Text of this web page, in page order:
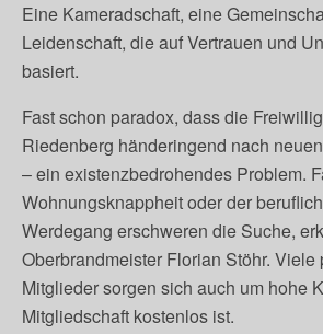
Eine Kameradschaft, eine
Leidenschaft, die auf Vertrauen und
basiert.
Fast schon paradox, dass die
Riedenberg händeringend nach
– ein existenzbedrohendes Problem.
Wohnungsknappheit oder der
Werdegang erschweren die Suche,
Oberbrandmeister Florian Stöhr. Viele
Mitglieder sorgen sich auch um hohe
Mitgliedschaft kostenlos ist.